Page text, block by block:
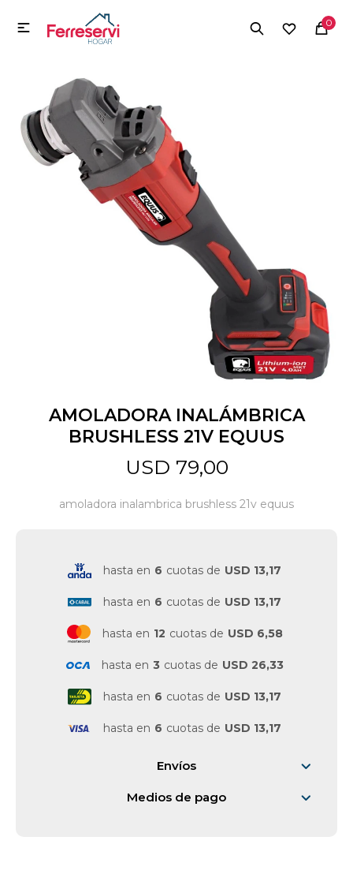
0

AMOLADORA INALÁMBRICA
BRUSHLESS 21V EQUUS
USD 79,00
amoladora inalambrica brushless 21v equus
hasta en 6 cuotas de USD 13,17
hasta en 6 cuotas de USD 13,17
hasta en 12 cuotas de USD 6,58
hasta en 3 cuotas de USD 26,33
hasta en 6 cuotas de USD 13,17
hasta en 6 cuotas de USD 13,17
Envíos
Medios de pago
MI CUENTA
Herramientas y Construcción
Electrodomésticos
Jardín y Aire Libre
Juguetes y artículos para bebé
Gastronomía